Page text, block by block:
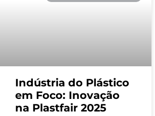
Indústria do Plástico
em Foco: Inovação
na Plastfair 2025